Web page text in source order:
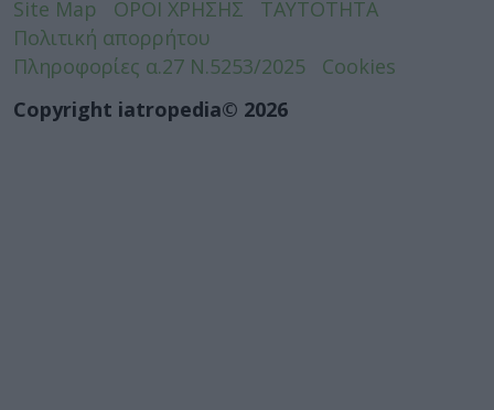
Site Map ΟΡΟΙ ΧΡΗΣΗΣ
ΤΑΥΤΟΤΗΤΑ
Πολιτική απορρήτου
Πληροφορίες α.27 Ν.5253/2025
Cookies
Copyright iatropedia© 2026